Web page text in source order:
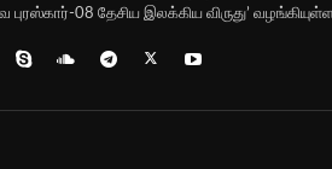
புரஸ்கார்-08 தேசிய இலக்கிய விருது’